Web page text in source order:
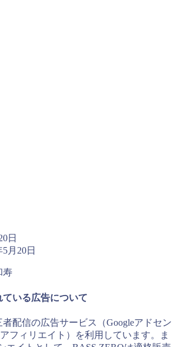
日
月20日
寿
いる広告について
配信の広告サービス（Googleアドセン
フィリエイト）を利用しています。ま